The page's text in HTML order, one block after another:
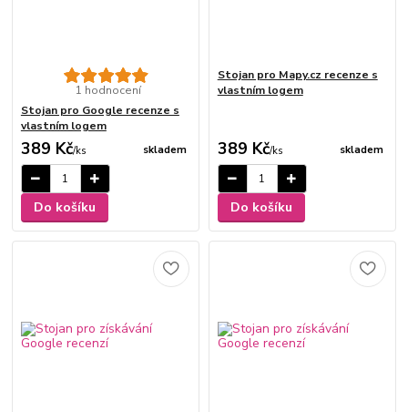
1 hodnocení
Stojan pro Google recenze s
vlastním logem
389 Kč/ks skladem
Do košíku
Stojan pro Mapy.cz recenze s
vlastním logem
389 Kč/ks skladem
Do košíku